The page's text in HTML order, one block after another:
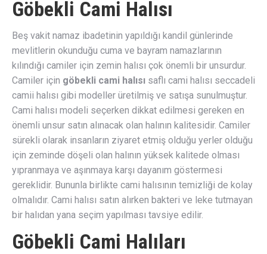
Göbekli Cami Halısı
Beş vakit namaz ibadetinin yapıldığı kandil günlerinde
mevlitlerin okunduğu cuma ve bayram namazlarının
kılındığı camiler için zemin halısı çok önemli bir unsurdur.
Camiler için göbekli cami halısı saflı cami halısı seccadeli
camii halısı gibi modeller üretilmiş ve satışa sunulmuştur.
Cami halısı modeli seçerken dikkat edilmesi gereken en
önemli unsur satın alınacak olan halının kalitesidir. Camiler
sürekli olarak insanların ziyaret etmiş olduğu yerler olduğu
için zeminde döşeli olan halının yüksek kalitede olması
yıpranmaya ve aşınmaya karşı dayanım göstermesi
gereklidir. Bununla birlikte cami halısının temizliği de kolay
olmalıdır. Cami halısı satın alırken bakteri ve leke tutmayan
bir halıdan yana seçim yapılması tavsiye edilir.
Göbekli Cami Halıları